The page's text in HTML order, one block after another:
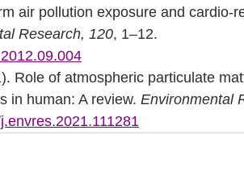
air pollution exposure and cardio-
Research, 120, 1–12.
Role of atmospheric particulate
in human: A review. Environmental